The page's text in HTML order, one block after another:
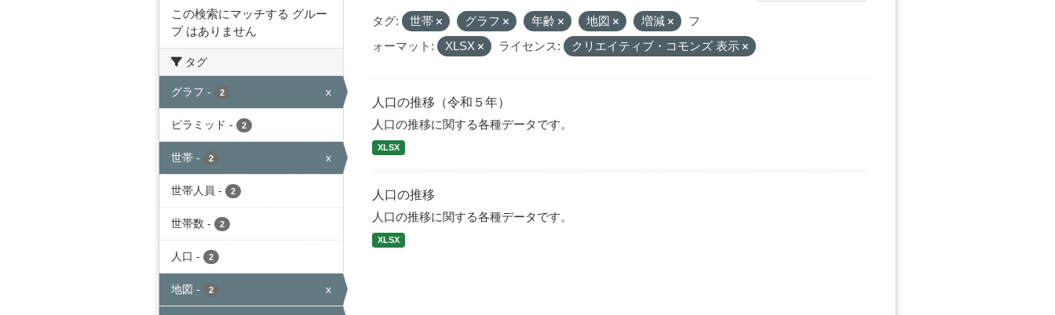
この検索にマッチする グルー
プ はありません
タグ
グラフ - 2 x
ピラミッド - 2
世帯 - 2 x
世帯人員 - 2
世帯数 - 2
人口 - 2
地図 - 2 x
タグ: 世帯 グラフ 年齢 地図 増減
フ
ォーマット:
XLSX ライセンス: クリエイティブ・コモンズ 表示
人口の推移（令和５年）
人口の推移に関する各種データです。
XLSX
人口の推移
人口の推移に関する各種データです。
XLSX